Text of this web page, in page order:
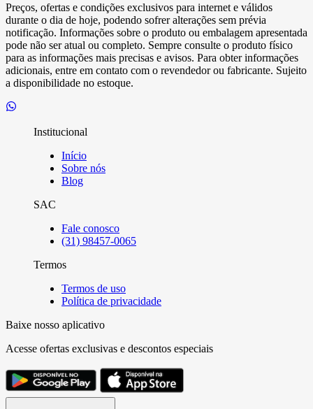
Preços, ofertas e condições exclusivos para internet e válidos
durante o dia de hoje, podendo sofrer alterações sem prévia
notificação. Informações sobre o produto ou embalagem apresentada
pode não ser atual ou completo. Sempre consulte o produto físico
para as informações mais precisas e avisos. Para obter informações
adicionais, entre em contato com o revendedor ou fabricante. Sujeito
a disponibilidade no estoque.
Institucional
Início
Sobre nós
Blog
SAC
Fale conosco
(31) 98457-0065
Termos
Termos de uso
Política de privacidade
Baixe nosso aplicativo
Acesse ofertas exclusivas e descontos especiais